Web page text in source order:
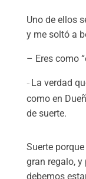
Uno de ellos
y me soltó a
– Eres como
– La verdad
como en
de suerte.
Suerte
gran regalo,
debemos